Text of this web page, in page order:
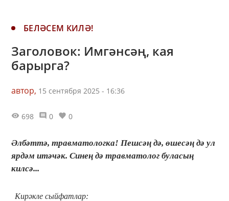
БЕЛӘСЕМ КИЛӘ!
Заголовок: Имгәнсәң, кая
барырга?
автор, 15 сентября 2025 - 16:36
698 0 0
Әлбәттә, травматологка! Пешсәң дә, өшесәң дә ул
ярдәм итәчәк. Синең дә травматолог буласың
килсә...
Кирәкле сыйфатлар: